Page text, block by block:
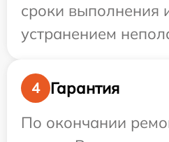
сроки выполнения
устранением
4
Гарантия
По окончании